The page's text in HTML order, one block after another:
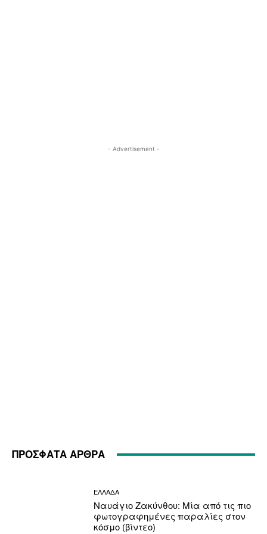
- Advertisement -
ΠΡΟΣΦΑΤΑ ΑΡΘΡΑ
ΕΛΛΑΔΑ
Ναυάγιο Ζακύνθου: Μία από τις πιο
φωτογραφημένες παραλίες στον
κόσμο (βίντεο)